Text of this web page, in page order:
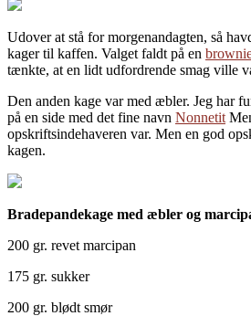
Udover at stå for morgenandagten, så
kager til kaffen. Valget faldt på en
tænkte, at en lidt udfordrende smag ville
Den anden kage var med æbler. Jeg har
på en side med det fine navn Nonnetit
opskriftsindehaveren var. Men en god
kagen.
Bradepandekage med æbler og
200 gr. revet marcipan
175 gr. sukker
200 gr. blødt smør